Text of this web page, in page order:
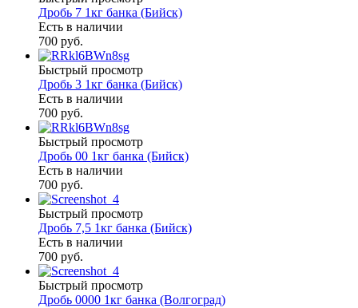
Дробь 7 1кг банка (Бийск)
Есть в наличии
700 руб.
Быстрый просмотр
Дробь 3 1кг банка (Бийск)
Есть в наличии
700 руб.
Быстрый просмотр
Дробь 00 1кг банка (Бийск)
Есть в наличии
700 руб.
Быстрый просмотр
Дробь 7,5 1кг банка (Бийск)
Есть в наличии
700 руб.
Быстрый просмотр
Дробь 0000 1кг банка (Волгоград)